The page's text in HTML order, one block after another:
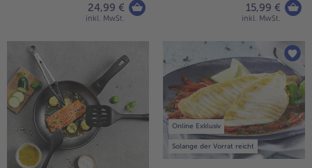
24,99 €
inkl. MwSt.
15,99 €
inkl. MwSt.
Online Exklusiv
Solange der Vorrat reicht